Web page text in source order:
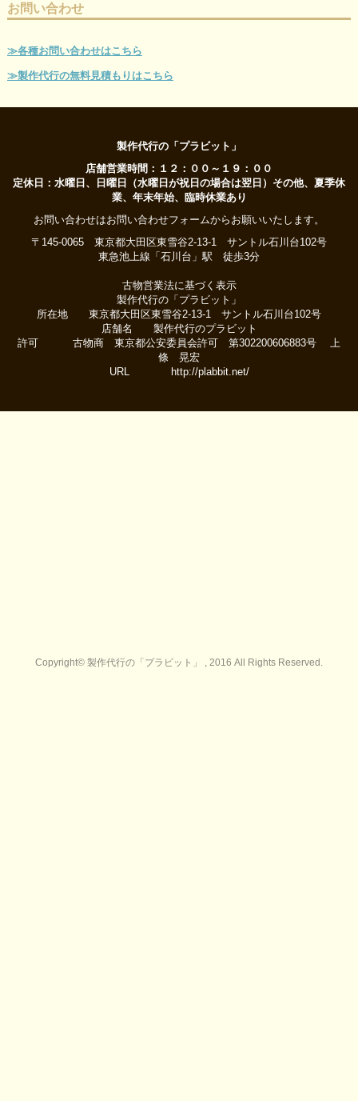
お問い合わせ
≫各種お問い合わせはこちら
≫製作代行の無料見積もりはこちら
製作代行の「プラビット」
店舗営業時間：１２：００～１９：００
定休日：水曜日、日曜日（水曜日が祝日の場合は翌日）その他、夏季休
業、年末年始、臨時休業あり
お問い合わせはお問い合わせフォームからお願いいたします。
〒145-0065 東京都大田区東雪谷2-13-1 サントル石川台102号
東急池上線「石川台」駅 徒歩3分
古物営業法に基づく表示
製作代行の「プラビット」
所在地 東京都大田区東雪谷2-13-1 サントル石川台102号
店舗名 製作代行のプラビット
許可 古物商 東京都公安委員会許可 第302200606883号 上
條 晃宏
URL http://plabbit.net/
Copyright© 製作代行の「プラビット」 , 2016 All Rights Reserved.